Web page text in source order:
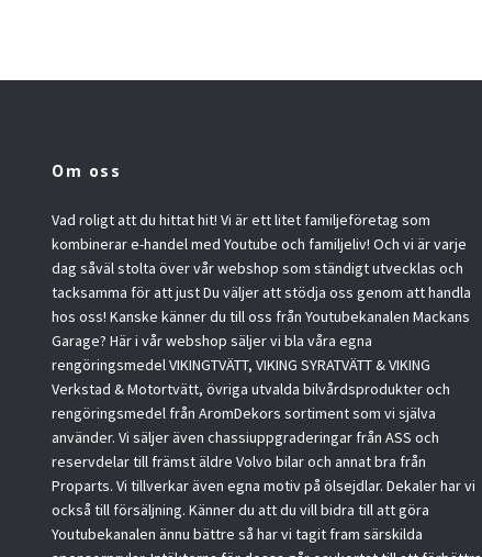
Om oss
Vad roligt att du hittat hit! Vi är ett litet familjeföretag som
kombinerar e-handel med Youtube och familjeliv! Och vi är varje
dag såväl stolta över vår webshop som ständigt utvecklas och
tacksamma för att just Du väljer att stödja oss genom att handla
hos oss! Kanske känner du till oss från Youtubekanalen Mackans
Garage? Här i vår webshop säljer vi bla våra egna
rengöringsmedel VIKINGTVÄTT, VIKING SYRATVÄTT & VIKING
Verkstad & Motortvätt, övriga utvalda bilvårdsprodukter och
rengöringsmedel från AromDekors sortiment som vi själva
använder. Vi säljer även chassiuppgraderingar från ASS och
reservdelar till främst äldre Volvo bilar och annat bra från
Proparts. Vi tillverkar även egna motiv på ölsejdlar. Dekaler har vi
också till försäljning. Känner du att du vill bidra till att göra
Youtubekanalen ännu bättre så har vi tagit fram särskilda